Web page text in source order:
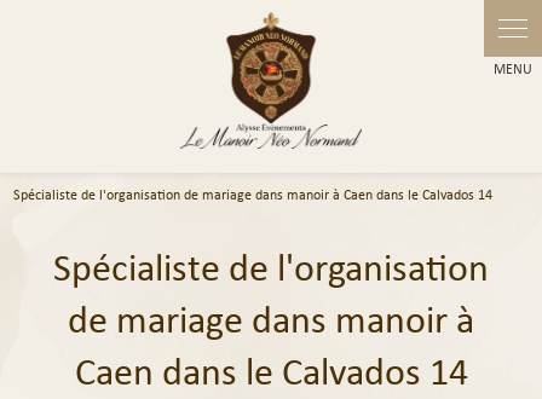
Spécialiste de l'organisation de mariage dans manoir à Caen dans le Calvados 14
Spécialiste de l'organisation
de mariage dans manoir à
Caen dans le Calvados 14